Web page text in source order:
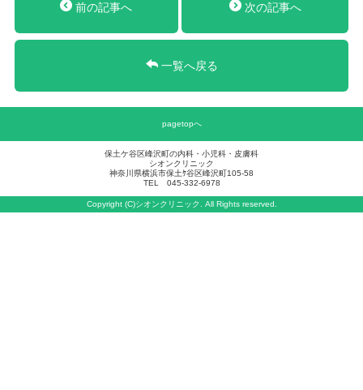
前の記事へ
一覧へ戻る
次の記事へ
pagetopへ
保土ケ谷区峰沢町の内科・小児科・皮膚科
シオンクリニック
神奈川県横浜市保土ｹ谷区峰沢町105-58
TEL 045-332-6978
Copyright (C)シオンクリニック. All Rights reserved.